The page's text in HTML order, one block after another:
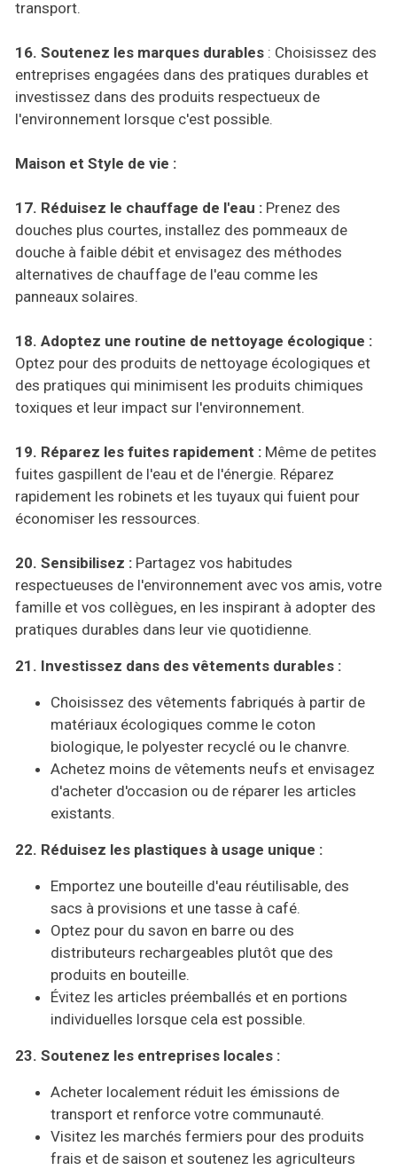
transport.
16. Soutenez les marques durables : Choisissez des
entreprises engagées dans des pratiques durables et
investissez dans des produits respectueux de
l'environnement lorsque c'est possible.
Maison et Style de vie :
17. Réduisez le chauffage de l'eau : Prenez des
douches plus courtes, installez des pommeaux de
douche à faible débit et envisagez des méthodes
alternatives de chauffage de l'eau comme les
panneaux solaires.
18. Adoptez une routine de nettoyage écologique :
Optez pour des produits de nettoyage écologiques et
des pratiques qui minimisent les produits chimiques
toxiques et leur impact sur l'environnement.
19. Réparez les fuites rapidement : Même de petites
fuites gaspillent de l'eau et de l'énergie. Réparez
rapidement les robinets et les tuyaux qui fuient pour
économiser les ressources.
20. Sensibilisez : Partagez vos habitudes
respectueuses de l'environnement avec vos amis, votre
famille et vos collègues, en les inspirant à adopter des
pratiques durables dans leur vie quotidienne.
21. Investissez dans des vêtements durables :
Choisissez des vêtements fabriqués à partir de
matériaux écologiques comme le coton
biologique, le polyester recyclé ou le chanvre.
Achetez moins de vêtements neufs et envisagez
d'acheter d'occasion ou de réparer les articles
existants.
22. Réduisez les plastiques à usage unique :
Emportez une bouteille d'eau réutilisable, des
sacs à provisions et une tasse à café.
Optez pour du savon en barre ou des
distributeurs rechargeables plutôt que des
produits en bouteille.
Évitez les articles préemballés et en portions
individuelles lorsque cela est possible.
23. Soutenez les entreprises locales :
Acheter localement réduit les émissions de
transport et renforce votre communauté.
Visitez les marchés fermiers pour des produits
frais et de saison et soutenez les agriculteurs